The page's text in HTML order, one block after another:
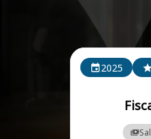
Cursos em
2025